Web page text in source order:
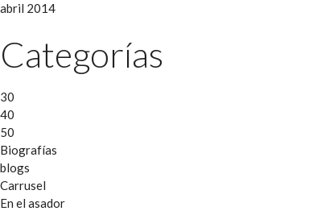
abril 2014
Categorías
30
40
50
Biografías
blogs
Carrusel
En el asador